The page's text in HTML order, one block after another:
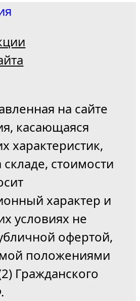
на сайте
касающаяся
характеристик,
стоимости
характер и
условиях не
офертой,
положениями
Гражданского